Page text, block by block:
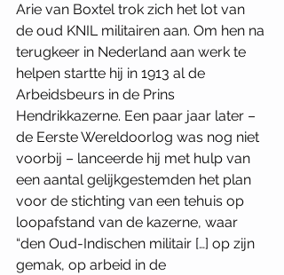
Arie van Boxtel trok zich het lot van
de oud KNIL militairen aan. Om hen na
terugkeer in Nederland aan werk te
helpen startte hij in 1913 al de
Arbeidsbeurs in de Prins
Hendrikkazerne. Een paar jaar later –
de Eerste Wereldoorlog was nog niet
voorbij – lanceerde hij met hulp van
een aantal gelijkgestemden het plan
voor de stichting van een tehuis op
loopafstand van de kazerne, waar
“den Oud-Indischen militair […] op zijn
gemak, op arbeid in de